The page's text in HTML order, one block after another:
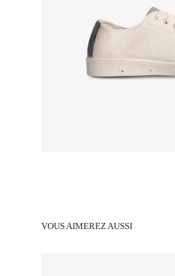
VOUS AIMEREZ AUSSI